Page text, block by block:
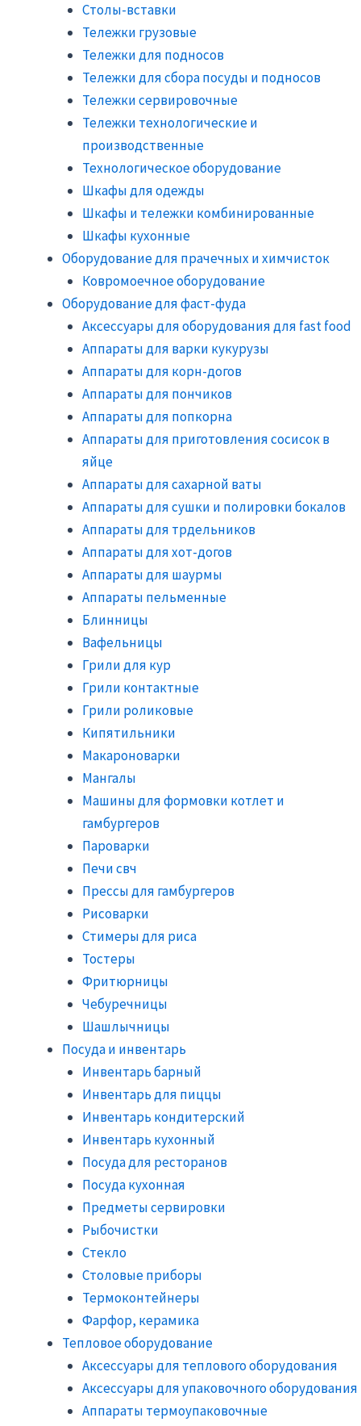
Столы-вставки
Тележки грузовые
Тележки для подносов
Тележки для сбора посуды и подносов
Тележки сервировочные
Тележки технологические и
производственные
Технологическое оборудование
Шкафы для одежды
Шкафы и тележки комбинированные
Шкафы кухонные
Оборудование для прачечных и химчисток
Ковромоечное оборудование
Оборудование для фаст-фуда
Аксессуары для оборудования для fast food
Аппараты для варки кукурузы
Аппараты для корн-догов
Аппараты для пончиков
Аппараты для попкорна
Аппараты для приготовления сосисок в
яйце
Аппараты для сахарной ваты
Аппараты для сушки и полировки бокалов
Аппараты для трдельников
Аппараты для хот-догов
Аппараты для шаурмы
Аппараты пельменные
Блинницы
Вафельницы
Грили для кур
Грили контактные
Грили роликовые
Кипятильники
Макароноварки
Мангалы
Машины для формовки котлет и
гамбургеров
Пароварки
Печи свч
Прессы для гамбургеров
Рисоварки
Стимеры для риса
Тостеры
Фритюрницы
Чебуречницы
Шашлычницы
Посуда и инвентарь
Инвентарь барный
Инвентарь для пиццы
Инвентарь кондитерский
Инвентарь кухонный
Посуда для ресторанов
Посуда кухонная
Предметы сервировки
Рыбочистки
Стекло
Столовые приборы
Термоконтейнеры
Фарфор, керамика
Тепловое оборудование
Аксессуары для теплового оборудования
Аксессуары для упаковочного оборудования
Аппараты термоупаковочные